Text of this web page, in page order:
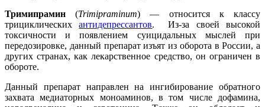
Тримипрамин (Trimipraminum) — относится к классу
трициклическихантидепрессантов. Из-за своей высокой
токсичности и появлением суицидальных мыслей при
передозировке, данный препарат изъят из оборота в России, а
других странах, как лекарственное средство, он ограничен в
обороте.
Данный препарат направлен на ингибирование обратного
захвата медиаторных моноаминов, в том числе дофамина,